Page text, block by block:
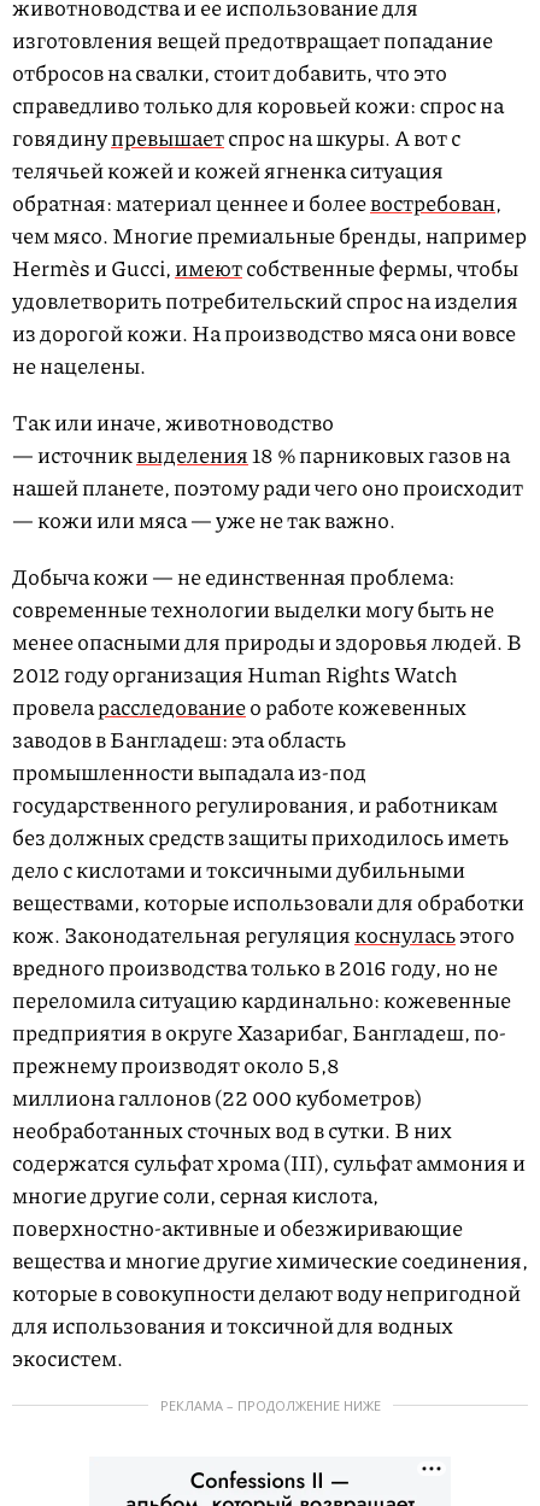
животноводства и ее использование для
изготовления вещей предотвращает попадание
отбросов на свалки, стоит добавить, что это
справедливо только для коровьей кожи: спрос на
говядинупревышаетспрос на шкуры. А вот с
телячьей кожей и кожей ягненка ситуация
обратная: материал ценнее и болеевостребован,
чем мясо. Многие премиальные бренды, например
Hermès и Gucci,имеютсобственные фермы, чтобы
удовлетворить потребительский спрос на изделия
из дорогой кожи. На производство мяса они вовсе
не нацелены.
Так или иначе, животноводство
— источниквыделения18 % парниковых газов на
нашей планете, поэтому ради чего оно происходит
— кожи или мяса — уже не так важно.
Добыча кожи — не единственная проблема:
современные технологии выделки могу быть не
менее опасными для природы и здоровья людей. В
2012 году организация Human Rights Watch
провеларасследованиео работе кожевенных
заводов в Бангладеш: эта область
промышленности выпадала из-под
государственного регулирования, и работникам
без должных средств защиты приходилось иметь
дело с кислотами и токсичными дубильными
веществами, которые использовали для обработки
кож. Законодательная регуляциякоснуласьэтого
вредного производства только в 2016 году, но не
переломила ситуацию кардинально: кожевенные
предприятия в округе Хазарибаг, Бангладеш, по-
прежнему производят около 5,8
миллиона галлонов (22 000 кубометров)
необработанных сточных вод в сутки. В них
содержатся сульфат хрома (III), сульфат аммония и
многие другие соли, серная кислота,
поверхностно-активные и обезжиривающие
вещества и многие другие химические соединения,
которые в совокупности делают воду непригодной
для использования и токсичной для водных
экосистем.
РЕКЛАМА – ПРОДОЛЖЕНИЕ НИЖЕ